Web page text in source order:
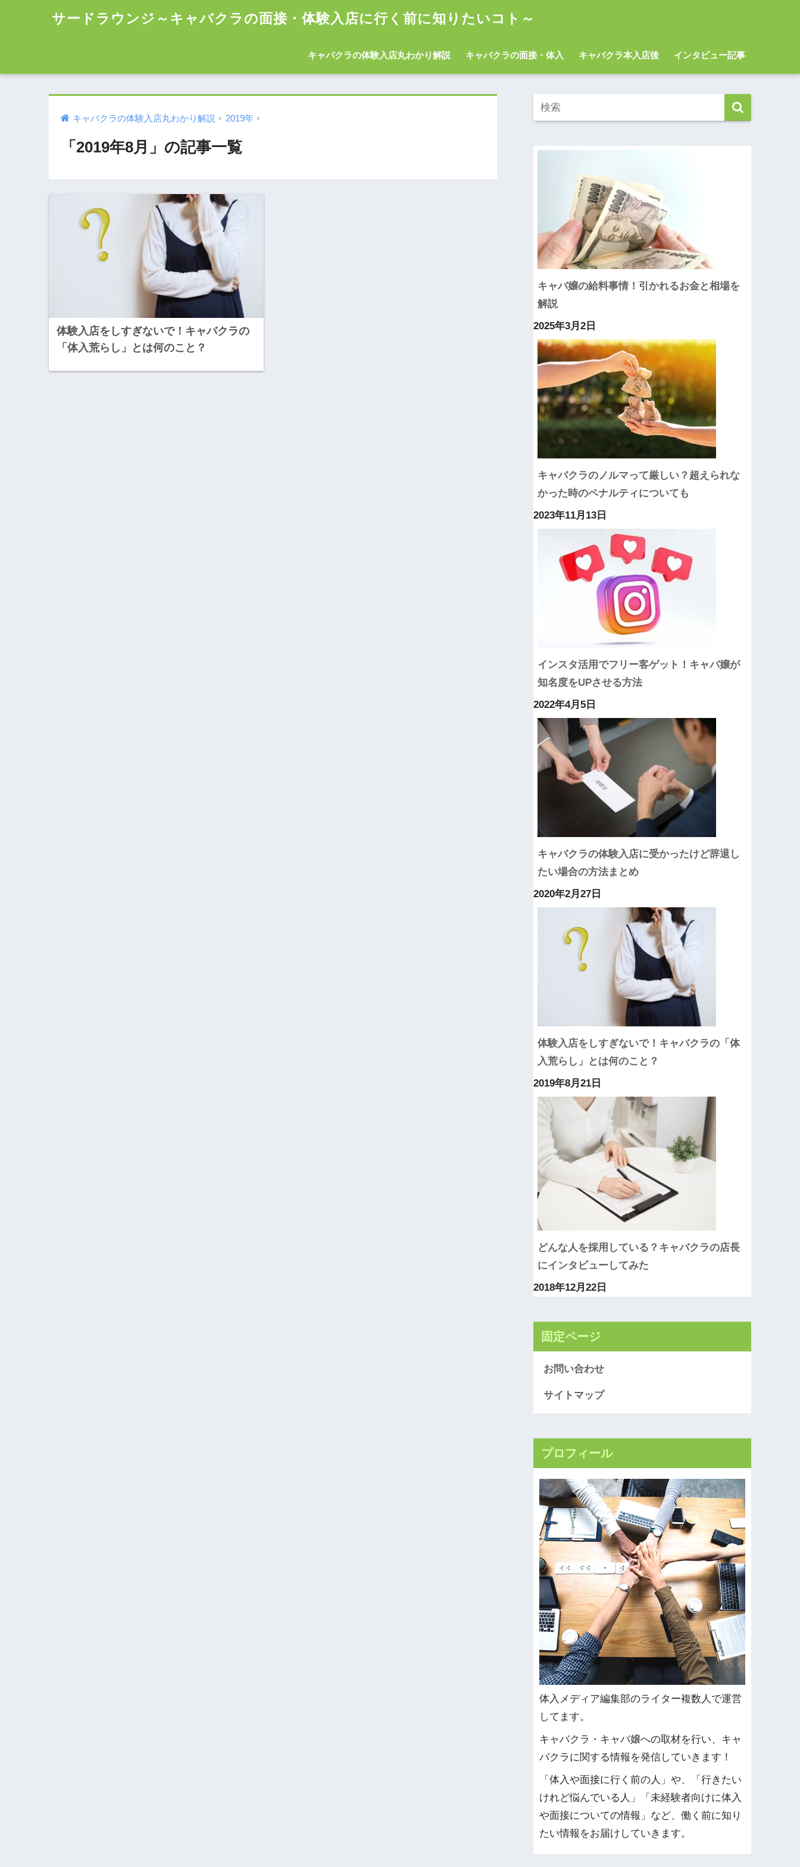
サードラウンジ～キャバクラの面接・体験入店に行く前に知りたいコト～
キャバクラの体験入店丸わかり解説 キャバクラの面接・体入 キャバクラ本入店後 インタビュー記事
キャバクラの体験入店丸わかり解説 2019年
「2019年8月」の記事一覧
体験入店をしすぎないで！キャバクラの
「体入荒らし」とは何のこと？
キャバ嬢の給料事情！引かれるお金と相場を
解説
2025年3月2日
キャバクラのノルマって厳しい？超えられな
かった時のペナルティについても
2023年11月13日
インスタ活用でフリー客ゲット！キャバ嬢が
知名度をUPさせる方法
2022年4月5日
キャバクラの体験入店に受かったけど辞退し
たい場合の方法まとめ
2020年2月27日
体験入店をしすぎないで！キャバクラの「体
入荒らし」とは何のこと？
2019年8月21日
どんな人を採用している？キャバクラの店長
にインタビューしてみた
2018年12月22日
固定ページ
お問い合わせ
サイトマップ
プロフィール
体入メディア編集部のライター複数人で運営
してます。
キャバクラ・キャバ嬢への取材を行い、キャ
バクラに関する情報を発信していきます！
「体入や面接に行く前の人」や、「行きたい
けれど悩んでいる人」「未経験者向けに体入
や面接についての情報」など、働く前に知り
たい情報をお届けしていきます。